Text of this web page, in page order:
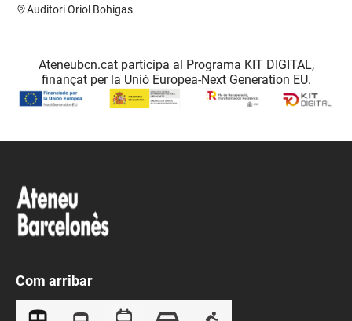
Auditori Oriol Bohigas
Ateneubcn.cat participa al Programa KIT DIGITAL,
finançat per la Unió Europea-Next Generation EU.
Com arribar